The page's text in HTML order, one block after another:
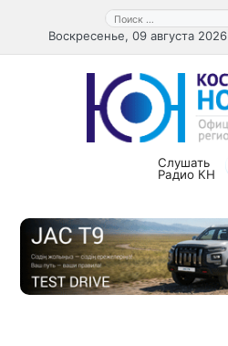
содержимому
Поиск:
Воскресенье, 09 августа 2026
Слушать
Радио КН